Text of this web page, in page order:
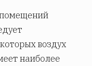
помещений
воздух
наиболее